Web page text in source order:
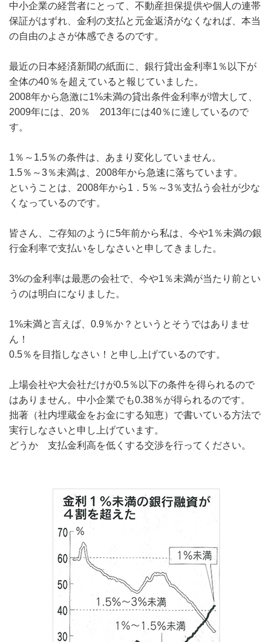
中小企業の経営者にとって、不動産担保提供や個人の連帯
保証がはずれ、金利の支払と元金返済がなくなれば、本当
の自由のよさが体感できるのです。
最近の日本経済新聞の紙面に、銀行貸出金利率1％以下が
全体の40％を超えていると報じていました。
2008年から急激に1%未満の貸出条件金利率が増大して、
2009年には、20％ 2013年には40％に達しているので
す。
1％～1.5％の条件は、あまり変化していません。
1.5％～3％未満は、2008年から急速に落ちています。
ということは、2008年から1．5％～3％支払う会社が少な
くなっているのです。
皆さん、ご存知のように5年前から私は、今や1％未満の銀
行金利率で支払いをしなさいと申してきました。
3%の金利率は最悪の会社で、今や1％未満が当たり前とい
うのは明白になりました。
1%未満と言えば、0.9％か？というとそうではありませ
ん！
0.5％を目指しなさい！と申し上げているのです。
上場会社や大会社だけが0.5％以下の条件を得られるので
はありません。中小企業でも0.38％が得られるのです。
拙著（社内埋蔵金をお金にする知恵）で書いている方法で
実行しなさいと申し上げています。
どうか 支払金利高を低くする交渉を行ってください。